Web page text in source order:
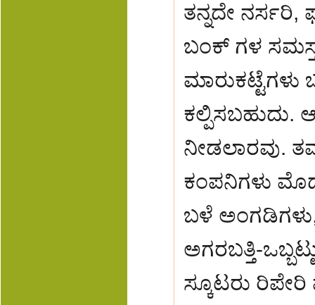
ತನ್ನದೇ ನರ್ಸರಿ,
ಬಂಕ್ ಗಳ
ಮಾರುಕಟ್ಟೆಗಳು
ನೀಡಲಾರವು.
ಕಂಪನಿಗಳು
ಬಳೆ
ಅಗರಬತ್ತಿ-
ಸ್ಕೂಟರು